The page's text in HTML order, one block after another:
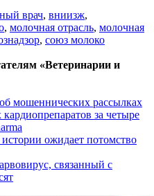
врач, вниизж,
, молочная отрасль, молочная
, союз молоко
«Ветеринарии и
мошеннических рассылках
за четыре
ожидает потомство
связанный с